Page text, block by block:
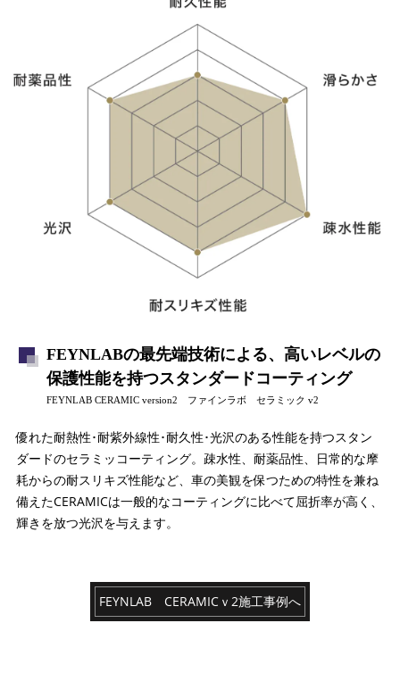
FEYNLABの最先端技術による、高いレベルの
保護性能を持つスタンダードコーティング
FEYNLAB CERAMIC version2 ファインラボ セラミック v2
優れた耐熱性･耐紫外線性･耐久性･光沢のある性能を持つスタン
ダードのセラミッコーティング。疎水性、耐薬品性、日常的な摩
耗からの耐スリキズ性能など、車の美観を保つための特性を兼ね
備えたCERAMICは一般的なコーティングに比べて屈折率が高く、
輝きを放つ光沢を与えます。
FEYNLAB CERAMICｖ2施工事例へ